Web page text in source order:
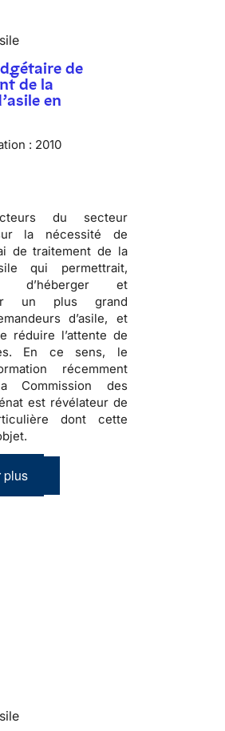
de
de la
en
: 2010
du secteur
la nécessité de
de traitement de la
qui permettrait,
d’hébergeret
un plus grand
d’asile, et
réduire l’attente de
En ce sens, le
récemment
Commission des
est révélateur de
dont cette
plus